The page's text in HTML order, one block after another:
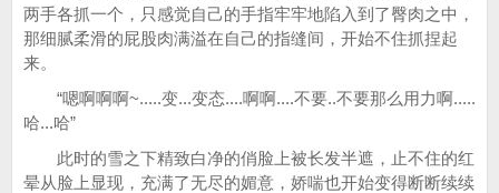
两手各抓一个，只感觉自己的手指牢牢地陷入到了臀肉之中，
那细腻柔滑的屁股肉满溢在自己的指缝间，开始不住抓捏起
来。
“嗯啊啊啊~.....变...变态....啊啊....不要..不要那么用力啊.....
哈...哈”
此时的雪之下精致白净的俏脸上被长发半遮，止不住的红
晕从脸上显现，充满了无尽的媚意，娇喘也开始变得断断续续